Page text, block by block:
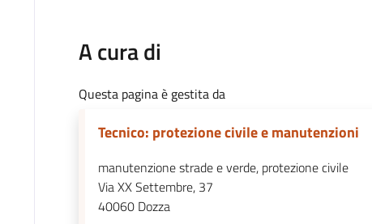
A cura di
Questa pagina è gestita da
Tecnico: protezione civile e manutenzioni
manutenzione strade e verde, protezione civile
Via XX Settembre, 37
40060 Dozza